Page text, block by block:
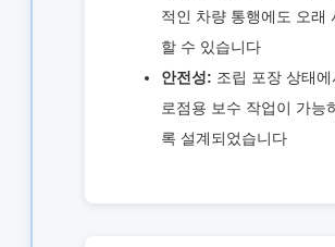
적인 차량 통행에도 오래
할 수 있습니다
안전성: 조립 포장 상태에
로점용 보수 작업이 가능
록 설계되었습니다